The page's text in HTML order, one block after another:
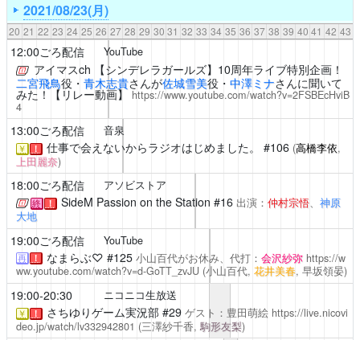
2021/08/23(月)
20 21 22 23 24 25 26 27 28 29 30 31 32 33 34 35 36 37 38 39 40 41 42 43
12:00ごろ配信 YouTube
アイマスch 【シンデレラガールズ】10周年ライブ特別企画！
二宮飛鳥役・ 青木志貴さんが佐城雪美役・ 中澤ミナさんに聞いて
みた！【リレー動画】https://www.youtube.com/watch?v=2FSBEcHviB
4
13:00ごろ配信 音泉
￥ ！ 仕事で会えないからラジオはじめました。 #106 (高橋李依,
上田麗奈)
18:00ごろ配信 アソビストア
終 ！ SideM Passion on the Station #16 出演： 仲村宗悟、 神原
大地
19:00ごろ配信 YouTube
再 ！ なまらぶ♡ #125 小山百代がお休み、代打： 会沢紗弥 https://w
ww.youtube.com/watch?v=d-GoTT_zvJU (小山百代, 花井美春, 早坂領晏)
19:00-20:30 ニコニコ生放送
￥ ！ さちゆりゲーム実況部#29 ゲスト：豊田萌絵 https://live.nicovi
deo.jp/watch/lv332942801 (三澤紗千香, 駒形友梨)